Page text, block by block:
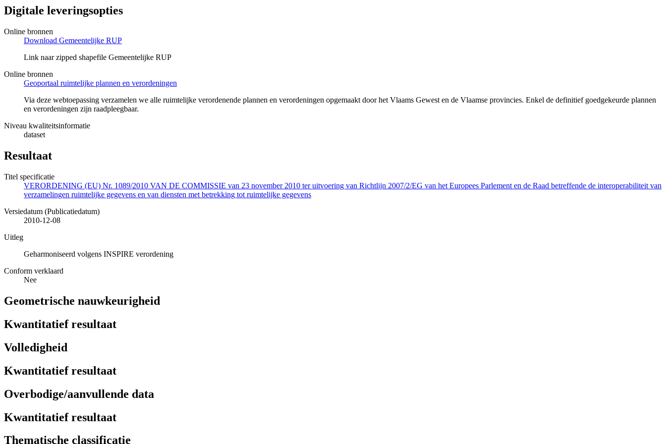
Digitale leveringsopties
Online bronnen
Download Gemeentelijke RUP
Link naar zipped shapefile Gemeentelijke RUP
Online bronnen
Geoportaal ruimtelijke plannen en verordeningen
Via deze webtoepassing verzamelen we alle ruimtelijke verordenende plannen en verordeningen opgemaakt door het Vlaams Gewest en de Vlaamse provincies. Enkel de definitief goedgekeurde plannen
en verordeningen zijn raadpleegbaar.
Niveau kwaliteitsinformatie
dataset
Resultaat
Titel specificatie
VERORDENING (EU) Nr. 1089/2010 VAN DE COMMISSIE van 23 november 2010 ter uitvoering van Richtlijn 2007/2/EG van het Europees Parlement en de Raad betreffende de interoperabiliteit van
verzamelingen ruimtelijke gegevens en van diensten met betrekking tot ruimtelijke gegevens
Versiedatum (Publicatiedatum)
2010-12-08
Uitleg
Geharmoniseerd volgens INSPIRE verordening
Conform verklaard
Nee
Geometrische nauwkeurigheid
Kwantitatief resultaat
Volledigheid
Kwantitatief resultaat
Overbodige/aanvullende data
Kwantitatief resultaat
Thematische classificatie